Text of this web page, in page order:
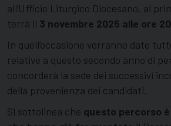
all’Ufficio Liturgico Diocesano, al
terrà il 3 novembre 2025 alle ore
In quell’occasione verranno date
relative a questo secondo anno di
concorderà la sede dei successivi
della provenienza dei candidati.
Si sottolinea che questo percorso